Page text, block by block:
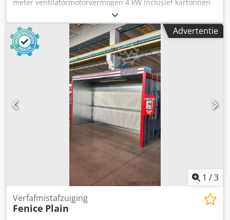
meter ventilatormotorvermogen 4 kW inclusief kartonnen
filter en paint stop filter Dedpfx Afoy Nikkolock Italiaanse
productie elektrisch paneel noodstopknop (STOP)
filtratiecapaciteit 15.000 m3/u bouwjaar 2022 CE-markering
Advertentie
1 /3
Verfafmistafzuiging
Fenice Plain